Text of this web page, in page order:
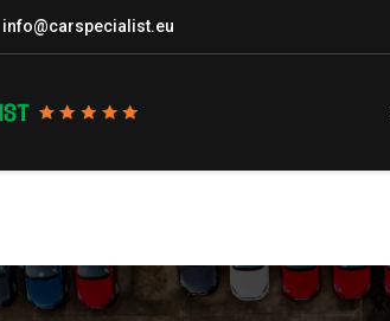
info@carspecialist.eu